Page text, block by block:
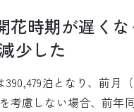
花時期が遅く
少した
泊となり、前月
考慮しない場合、前年